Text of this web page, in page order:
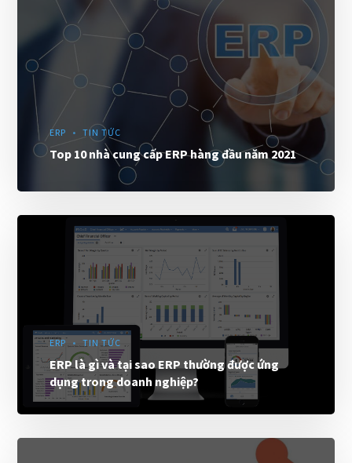
ERP TIN TỨC
Top 10 nhà cung cấp ERP hàng đầu năm 2021
ERP TIN TỨC
ERP là gì và tại sao ERP thường được ứng
dụng trong doanh nghiệp?